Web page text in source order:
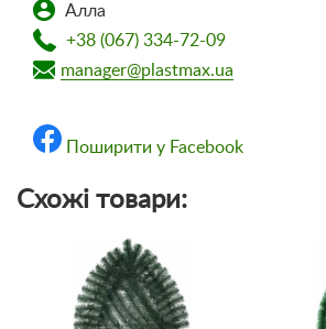
Алла
+38 (067) 334-72-09
manager@plastmax.ua
Поширити у Facebook
Схожі товари: